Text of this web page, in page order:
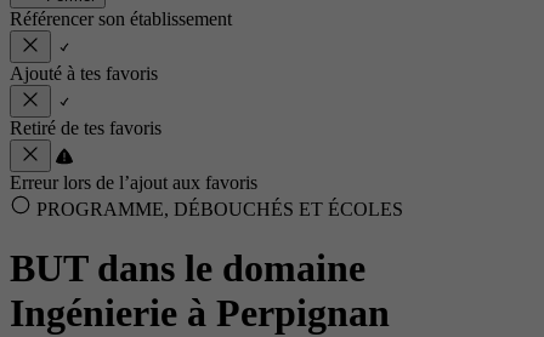
Référencer son établissement
Ajouté à tes favoris
Retiré de tes favoris
Erreur lors de l’ajout aux favoris
PROGRAMME, DÉBOUCHÉS ET ÉCOLES
BUT dans le domaine
Ingénierie à Perpignan